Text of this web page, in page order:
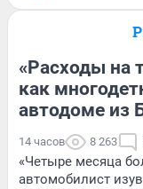
«Расходы на
как
автодоме из
14 часов 8 263
«Четыре месяца
автомобилист